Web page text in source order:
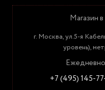
Магазин
г. Москва, ул.5-я
уровень),
+7 (495) 145-